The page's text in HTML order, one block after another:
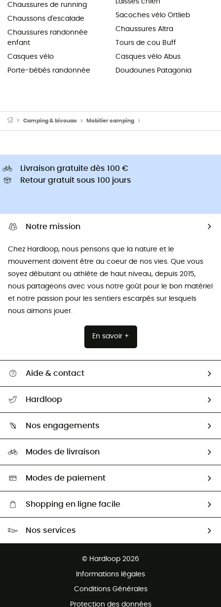
Chaussures de running
Chaussons d'escalade
Chaussures randonnée
enfant
Casques vélo
Porte-bébés randonnée
Sacoches vélo Ortlieb
Chaussures Altra
Tours de cou Buff
Casques vélo Abus
Doudounes Patagonia
Camping & bivouac Mobilier camping
Livraison gratuite dès 100 €
Retour gratuit sous 100 jours
Notre mission
Chez Hardloop, nous pensons que la nature et le
mouvement doivent être au coeur de nos vies. Que vous
soyez débutant ou athlète de haut niveau, depuis 2015,
nous partageons avec vous notre goût pour le bon matériel
et notre passion pour les sentiers escarpés sur lesquels
nous aimons jouer.
En savoir +
Aide & contact
Retour & remboursement
Guide des tailles
Seconde Main
Aide & Contact
Hardloop
HardGuides
Nos engagements
Sélection éco-responsable
Modes de livraison
Modes de paiement
Shopping en ligne facile
Nos services
© Hardloop 2026
Informations légales
Conditions Générales
Protection des données